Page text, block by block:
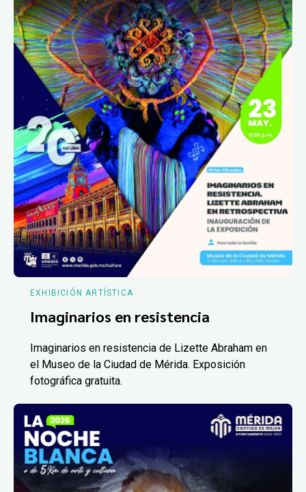
EXHIBICIÓN ARTÍSTICA
Imaginarios en resistencia
Imaginarios en resistencia de Lizette Abraham en
el Museo de la Ciudad de Mérida. Exposición
fotográfica gratuita.